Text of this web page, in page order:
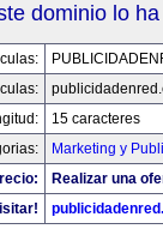
dominio lo
15 caracteres
Marketing y
Realizar una